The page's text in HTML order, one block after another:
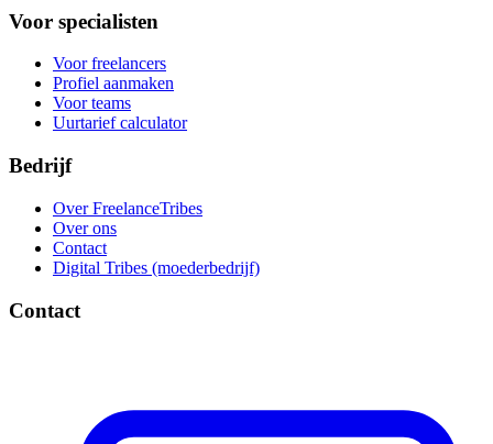
Voor specialisten
Voor freelancers
Profiel aanmaken
Voor teams
Uurtarief calculator
Bedrijf
Over FreelanceTribes
Over ons
Contact
Digital Tribes (moederbedrijf)
Contact